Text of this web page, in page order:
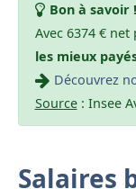
Bon à savoir !
Avec 6374 €
les mieux
Découvrez
Source: Insee
Salaires